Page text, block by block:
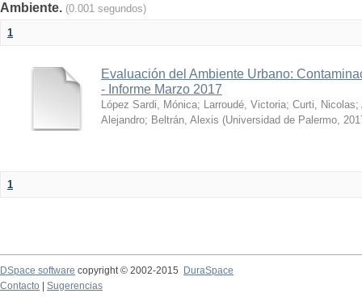
Ambiente. (0.001 segundos)
1
Evaluación del Ambiente Urbano:
- Informe Marzo 2017
López Sardi, Mónica; Larroudé, Victoria; Curti, Nicolas;
Alejandro; Beltrán, Alexis (Universidad de Palermo,
1
DSpace software copyright © 2002-2015
DuraSpace
Contacto
Sugerencias